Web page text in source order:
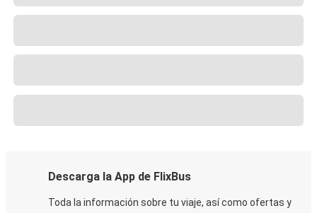
Descarga la App de FlixBus
Toda la información sobre tu viaje, así como ofertas y